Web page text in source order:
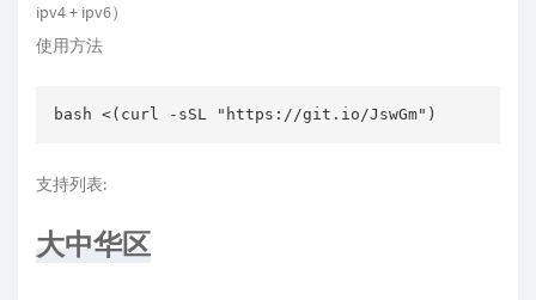
ipv4 + ipv6）
使用方法
支持列表:
大中华区